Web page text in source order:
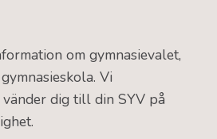
om gymnasievalet,
Vi
dig till din SYV på